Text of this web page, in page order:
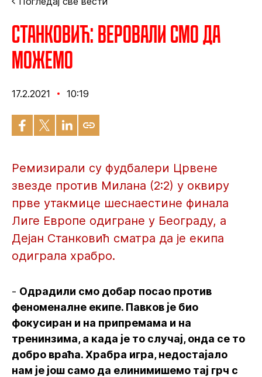
Станковић: Веровали смо да
можемо
17.2.2021 10:19
Ремизирали су фудбалери Црвене
звезде против Милана (2:2) у оквиру
прве утакмице шеснаестине финала
Лиге Европе одигране у Београду, а
Дејан Станковић сматра да је екипа
одиграла храбро.
- Одрадили смо добар посао против
феноменалне екипе. Павков је био
фокусиран и на припремама и на
тренинзима, а када је то случај, онда се то
добро враћа. Храбра игра, недостајало
нам је још само да елинимишемо тај грч с